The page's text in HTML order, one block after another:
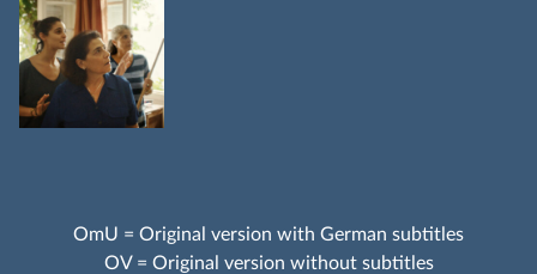
OmU = Original version with German subtitles
OV = Original version without subtitles